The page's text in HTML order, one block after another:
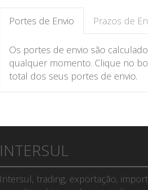
Portes de Envio Prazos de
Os portes de envio são
qualquer momento. Clique no
total dos seus portes de envio.
INTERSUL
Intersul, trading, exportação,